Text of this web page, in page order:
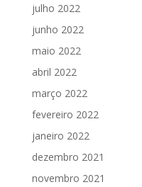
julho 2022
junho 2022
maio 2022
abril 2022
março 2022
fevereiro 2022
janeiro 2022
dezembro 2021
novembro 2021